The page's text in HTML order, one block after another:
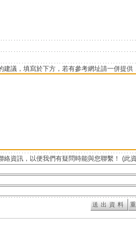
建議，填寫於下方，若有參考網址請一併提供
絡資訊，以便我們有疑問時能與您聯繫！ (此